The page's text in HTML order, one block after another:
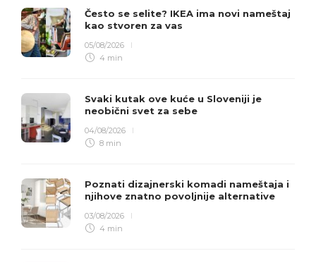
Često se selite? IKEA ima novi nameštaj
kao stvoren za vas
05/08/2026
4 min
Svaki kutak ove kuće u Sloveniji je
neobični svet za sebe
04/08/2026
8 min
Poznati dizajnerski komadi nameštaja i
njihove znatno povoljnije alternative
03/08/2026
4 min